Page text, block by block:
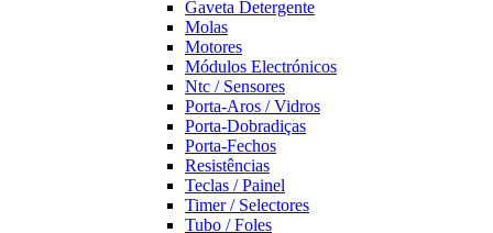
Gaveta Detergente
Molas
Motores
Módulos Electrónicos
Ntc / Sensores
Porta-Aros / Vidros
Porta-Dobradiças
Porta-Fechos
Resistências
Teclas / Painel
Timer / Selectores
Tubo / Foles